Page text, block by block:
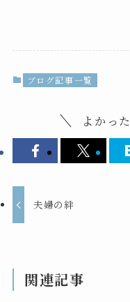
ブログ記事一覧
よかっ
夫婦の絆
関連記事